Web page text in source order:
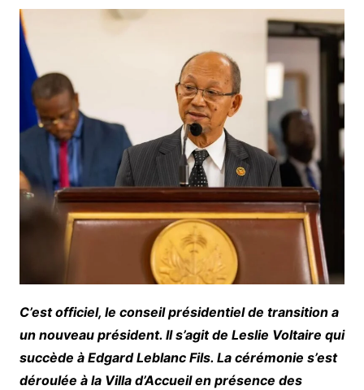
C’est officiel, le conseil présidentiel de transition a
un nouveau président. Il s’agit de Leslie Voltaire qui
succède à Edgard Leblanc Fils. La cérémonie s’est
déroulée à la Villa d’Accueil en présence des